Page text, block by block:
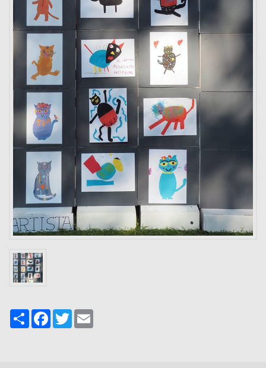
ShareFacebook
Twitter